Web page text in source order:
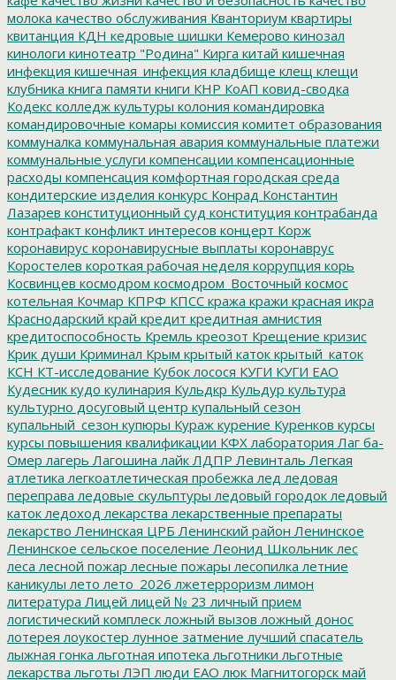
молока качество обслуживания Кванториум квартиры
квитанция КДН кедровые шишки Кемерово кинозал
кинологи кинотеатр "Родина" Кирга китай кишечная
инфекция кишечная_инфекция кладбище клещ клещи
клубника книга памяти книги КНР КоАП ковид-сводка
Кодекс колледж культуры колония командировка
командировочные комары комиссия комитет образования
коммуналка коммунальная авария коммунальные платежи
коммунальные услуги компенсации компенсационные
расходы компенсация комфортная городская среда
кондитерские изделия конкурс Конрад Константин
Лазарев конституционный суд конституция контрабанда
контрафакт конфликт интересов концерт Корж
коронавирус коронавирусные выплаты коронаврус
Коростелев короткая рабочая неделя коррупция корь
Косвинцев космодром космодром_Восточный космос
котельная Кочмар КПРФ КПСС кража кражи красная икра
Краснодарский край кредит кредитная амнистия
кредитоспособность Кремль креозот Крещение кризис
Крик души Криминал Крым крытый каток крытый_каток
КСН КТ-исследование Кубок лосося КУГИ КУГИ ЕАО
Кудесник кудо кулинария Кульдкр Кульдур культура
культурно досуговый центр купальный сезон
купальный_сезон купюры Кураж курение Куренков курсы
курсы повышения квалификации КФХ лаборатория Лаг ба-
Омер лагерь Лагошина лайк ЛДПР Левинталь Легкая
атлетика легкоатлетическая пробежка лед ледовая
переправа ледовые скульптуры ледовый городок ледовый
каток ледоход лекарства лекарственные препараты
лекарство Ленинская ЦРБ Ленинский район Ленинское
Ленинское сельское поселение Леонид Школьник лес
леса лесной пожар лесные пожары лесопилка летние
каникулы лето лето_2026 лжетерроризм лимон
литература Лицей лицей № 23 личный прием
логистический комплеск ложный вызов ложный донос
лотерея лоукостер лунное затмение лучший спасатель
лыжная гонка льготная ипотека льготники льготные
лекарства льготы ЛЭП люди ЕАО люк Магнитогорск май